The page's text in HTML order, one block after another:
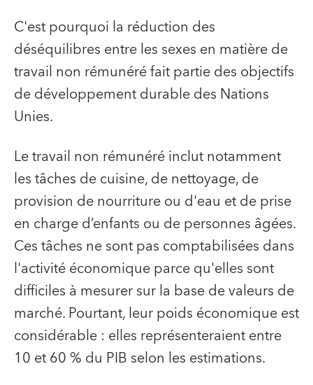
C'est pourquoi la réduction des
déséquilibres entre les sexes en matière de
travail non rémunéré fait partie des objectifs
de développement durable des Nations
Unies.
Le travail non rémunéré inclut notamment
les tâches de cuisine, de nettoyage, de
provision de nourriture ou d'eau et de prise
en charge d’enfants ou de personnes âgées.
Ces tâches ne sont pas comptabilisées dans
l'activité économique parce qu'elles sont
difficiles à mesurer sur la base de valeurs de
marché. Pourtant, leur poids économique est
considérable : elles représenteraient entre
10 et 60 % du PIB selon les estimations.